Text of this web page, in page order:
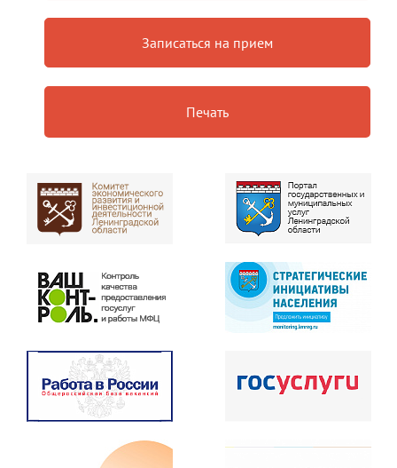
Записаться на прием
Печать